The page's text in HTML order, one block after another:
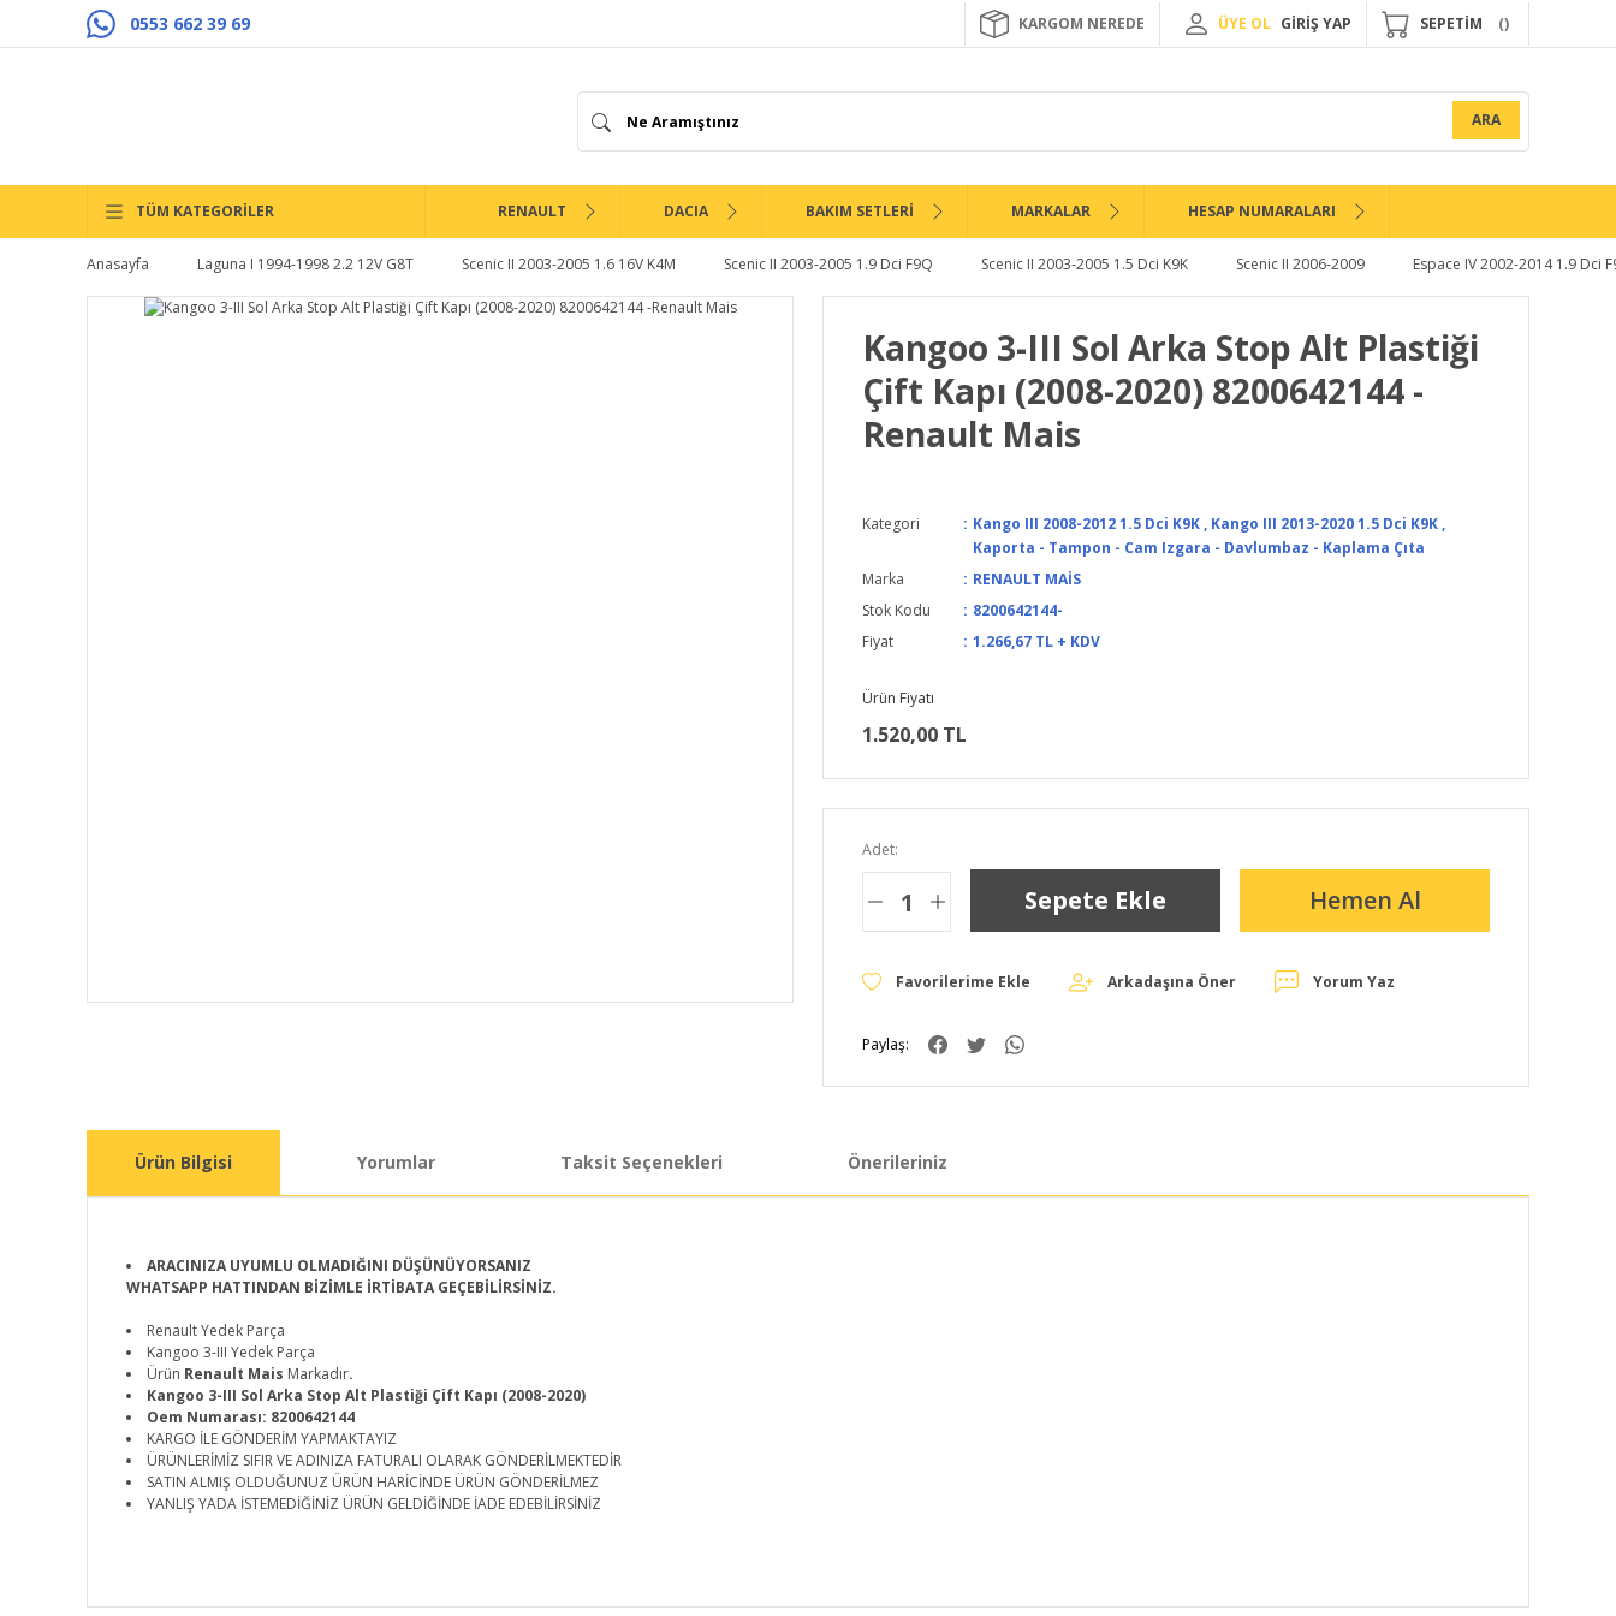
0553 662 39 69 KARGOM NEREDE ÜYE OL GİRİŞ YAP SEPETİM
ARA
TÜM KATEGORİLER RENAULT DACIA BAKIM SETLERİ MARKALAR HESAP NUMARALARI
Anasayfa Laguna I 1994-1998 2.2 12V G8T Scenic II 2003-2005 1.6 16V K4M Scenic II 2003-2005 1.9 Dci F9Q Scenic II 2003-2005 1.5 Dci K9K Scenic II 2006-2009 Espace IV 2002-2014 1.9 Dci
Kangoo 3-III Sol Arka Stop Alt Plastiği
Çift Kapı (2008-2020) 8200642144 -
Renault Mais
Kategori Kango III 2008-2012 1.5 Dci K9K , Kango III 2013-2020 1.5 Dci K9K ,
Kaporta - Tampon - Cam Izgara - Davlumbaz - Kaplama Çıta
Marka
RENAULT MAİS
Stok Kodu
8200642144-
Fiyat
1.266,67 TL + KDV
Ürün Fiyatı
1.520,00 TL
Adet:
Sepete Ekle Hemen Al
Arkadaşına Öner Yorum Yaz
Paylaş:
Ürün Bilgisi Yorumlar Taksit Seçenekleri Önerileriniz
ARACINIZA UYUMLU OLMADIĞINI DÜŞÜNÜYORSANIZ
WHATSAPP HATTINDAN BİZİMLE İRTİBATA GEÇEBİLİRSİNİZ.
Renault Yedek Parça
Kangoo 3-III Yedek Parça
Ürün Renault Mais Markadır.
Kangoo 3-III Sol Arka Stop Alt Plastiği Çift Kapı (2008-2020)
Oem Numarası: 8200642144
KARGO İLE GÖNDERİM YAPMAKTAYIZ
ÜRÜNLERİMİZ SIFIR VE ADINIZA FATURALI OLARAK GÖNDERİLMEKTEDİR
SATIN ALMIŞ OLDUĞUNUZ ÜRÜN HARİCİNDE ÜRÜN GÖNDERİLMEZ
YANLIŞ YADA İSTEMEDİĞİNİZ ÜRÜN GELDİĞİNDE İADE EDEBİLİRSİNİZ